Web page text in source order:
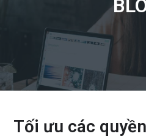
Tối ưu các